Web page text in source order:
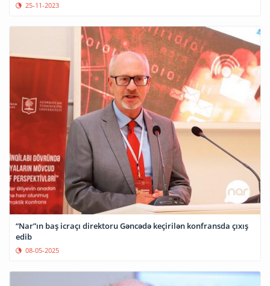
25-11-2023
“Nar”ın baş icraçı direktoru Gəncədə keçirilən konfransda çıxış
edib
08-05-2025